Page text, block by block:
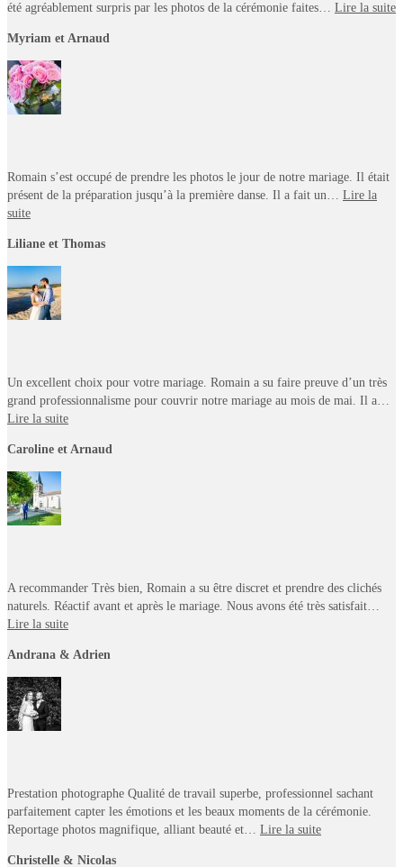
été agréablement surpris par les photos de la cérémonie faites… Lire la suite
Myriam et Arnaud
Romain s’est occupé de prendre les photos le jour de notre mariage. Il était
présent de la préparation jusqu’à la première danse. Il a fait un… Lire la
suite
Liliane et Thomas
Un excellent choix pour votre mariage. Romain a su faire preuve d’un très
grand professionnalisme pour couvrir notre mariage au mois de mai. Il a…
Lire la suite
Caroline et Arnaud
A recommander Très bien, Romain a su être discret et prendre des clichés
naturels. Réactif avant et après le mariage. Nous avons été très satisfait…
Lire la suite
Andrana & Adrien
Prestation photographe Qualité de travail superbe, professionnel sachant
parfaitement capter les émotions et les beaux moments de la cérémonie.
Reportage photos magnifique, alliant beauté et… Lire la suite
Christelle & Nicolas